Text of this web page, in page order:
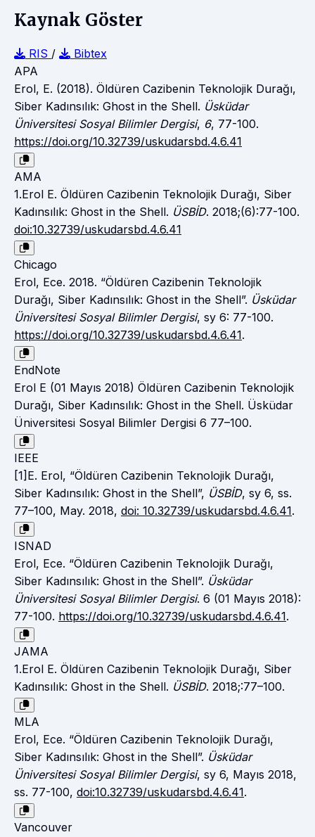
Kaynak Göster
RIS /
Bibtex
APA
Erol, E. (2018). Öldüren Cazibenin Teknolojik Durağı,
Siber Kadınsılık: Ghost in the Shell. Üsküdar
Üniversitesi Sosyal Bilimler Dergisi, 6, 77-100.
https://doi.org/10.32739/uskudarsbd.4.6.41
AMA
1.Erol E. Öldüren Cazibenin Teknolojik Durağı, Siber
Kadınsılık: Ghost in the Shell. ÜSBİD. 2018;(6):77-100.
doi:10.32739/uskudarsbd.4.6.41
Chicago
Erol, Ece. 2018. “Öldüren Cazibenin Teknolojik
Durağı, Siber Kadınsılık: Ghost in the Shell”. Üsküdar
Üniversitesi Sosyal Bilimler Dergisi, sy 6: 77-100.
https://doi.org/10.32739/uskudarsbd.4.6.41.
EndNote
Erol E (01 Mayıs 2018) Öldüren Cazibenin Teknolojik
Durağı, Siber Kadınsılık: Ghost in the Shell. Üsküdar
Üniversitesi Sosyal Bilimler Dergisi 6 77–100.
IEEE
[1]E. Erol, “Öldüren Cazibenin Teknolojik Durağı,
Siber Kadınsılık: Ghost in the Shell”, ÜSBİD, sy 6, ss.
77–100, May. 2018, doi: 10.32739/uskudarsbd.4.6.41.
ISNAD
Erol, Ece. “Öldüren Cazibenin Teknolojik Durağı,
Siber Kadınsılık: Ghost in the Shell”. Üsküdar
Üniversitesi Sosyal Bilimler Dergisi. 6 (01 Mayıs 2018):
77-100. https://doi.org/10.32739/uskudarsbd.4.6.41.
JAMA
1.Erol E. Öldüren Cazibenin Teknolojik Durağı, Siber
Kadınsılık: Ghost in the Shell. ÜSBİD. 2018;:77–100.
MLA
Erol, Ece. “Öldüren Cazibenin Teknolojik Durağı,
Siber Kadınsılık: Ghost in the Shell”. Üsküdar
Üniversitesi Sosyal Bilimler Dergisi, sy 6, Mayıs 2018,
ss. 77-100, doi:10.32739/uskudarsbd.4.6.41.
Vancouver